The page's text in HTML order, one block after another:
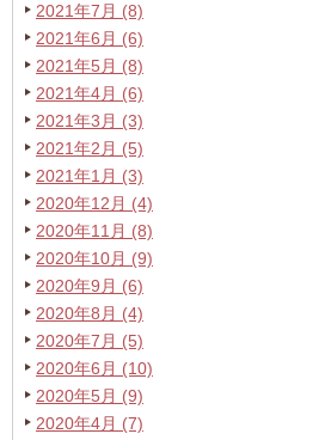
2021年7月 (8)
2021年6月 (6)
2021年5月 (8)
2021年4月 (6)
2021年3月 (3)
2021年2月 (5)
2021年1月 (3)
2020年12月 (4)
2020年11月 (8)
2020年10月 (9)
2020年9月 (6)
2020年8月 (4)
2020年7月 (5)
2020年6月 (10)
2020年5月 (9)
2020年4月 (7)